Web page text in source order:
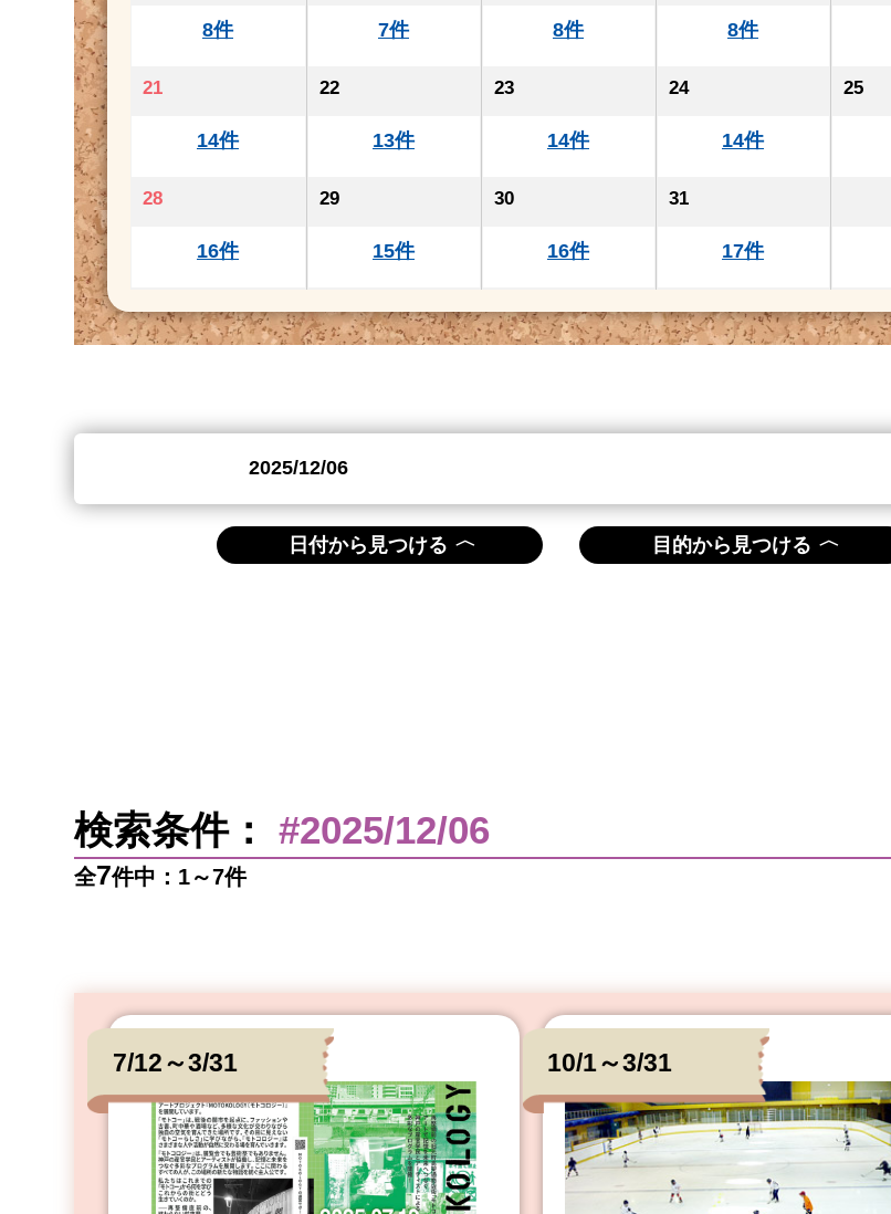
8件 7件 8件 8件
21
14件
22
13件
23
14件
24
14件
25
28
16件
29
15件
30
16件
31
17件
日付から見つける 〈 目的から見つける 〈
検索条件：#2025/12/06
全7件中：1～7件
7/12～3/31 10/1～3/31